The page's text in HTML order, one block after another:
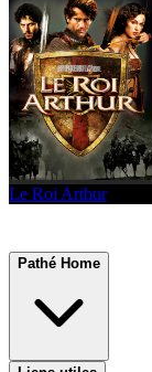
Le Roi Arthur
Pathé Home